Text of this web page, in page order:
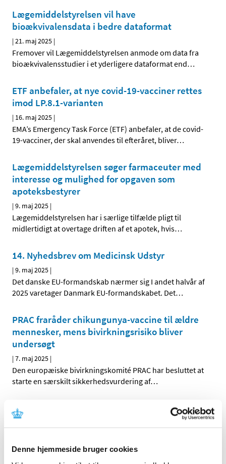
Denne hjemmeside bruger cookies
Lægemiddelstyrelsen vil have
bioækvivalensdata i bedre dataformat
|21. maj 2025 |
Fremover vil Lægemiddelstyrelsen anmode om data fra
bioækvivalensstudier i et yderligere dataformat end…
ETF anbefaler, at nye covid-19-vacciner rettes
imod LP.8.1-varianten
| 16. maj 2025 |
EMA’s Emergency Task Force (ETF) anbefaler, at de covid-
19-vacciner, der skal anvendes til efteråret, bliver…
Lægemiddelstyrelsen søger farmaceuter med
interesse og mulighed for opgaven som
apoteksbestyrer
|9. maj 2025 |
Lægemiddelstyrelsen har i særlige tilfælde pligt til
midlertidigt at overtage driften af et apotek, hvis…
14. Nyhedsbrev om Medicinsk Udstyr
|9. maj 2025 |
Det danske EU-formandskab nærmer sig I andet halvår af
2025 varetager Danmark EU-formandskabet. Det…
PRAC fraråder chikungunya-vaccine til ældre
mennesker, mens bivirkningsrisiko bliver
undersøgt
|7. maj 2025 |
Den europæiske bivirkningskomité PRAC har besluttet at
starte en særskilt sikkerhedsvurdering af…
Alzheimer-lægemidlet Leqembi er blevet
godkendt af EU-Kommissionen
Leqembi er den første behandling, der er godkendt til at